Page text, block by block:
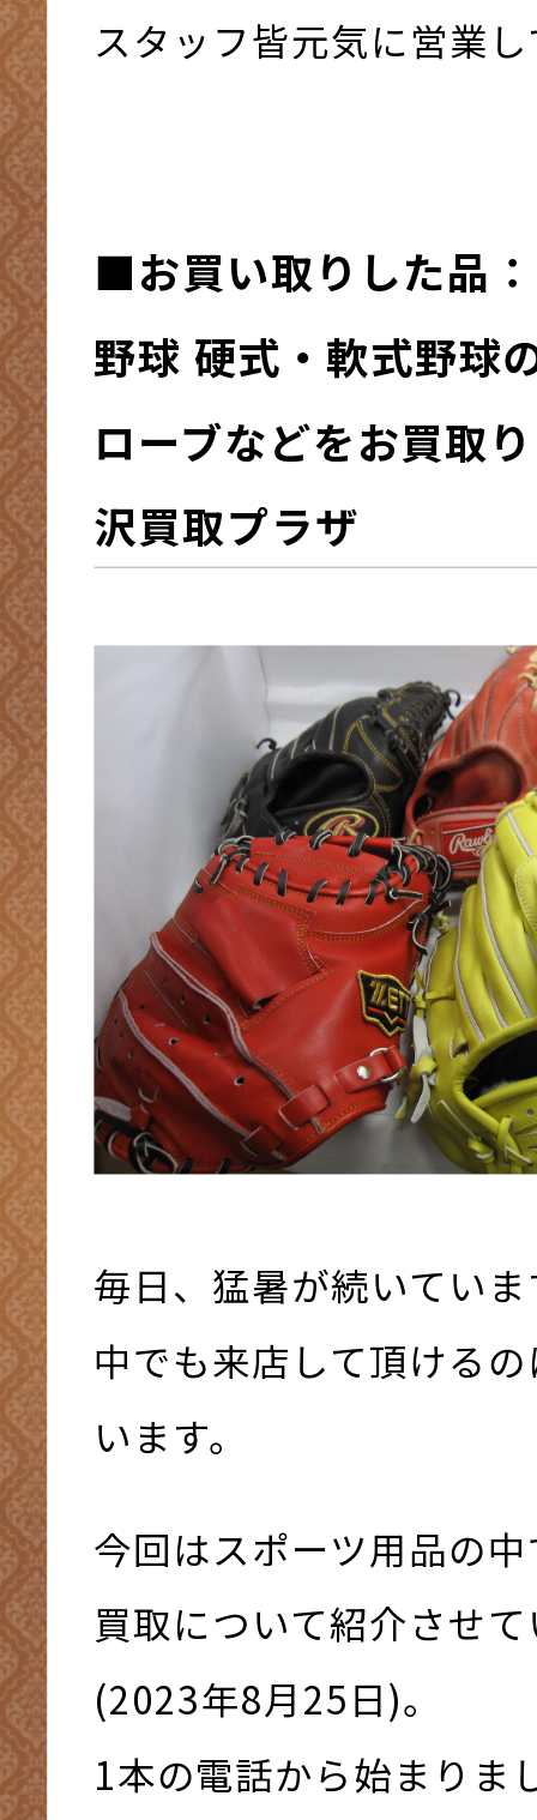
スタッフ皆元気に営業
■お買い取りした品
野球 硬式・軟式野球
ローブなどをお買取
沢買取プラザ
毎日、猛暑が続いてい
中でも来店して頂ける
います。
今回はスポーツ用品の
買取について紹介させ
(2023年8月25日)。
1本の電話から始まりま